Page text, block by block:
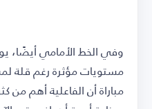
وفي الخط الأمامي أيضًا،
مستويات مؤثرة رغم قلة
مباراة أن الفاعلية أهم من